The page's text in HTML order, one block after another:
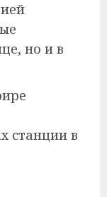
но и в
станции в